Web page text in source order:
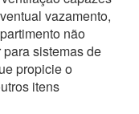
vazamento,
não
sistemas de
propicie o
itens